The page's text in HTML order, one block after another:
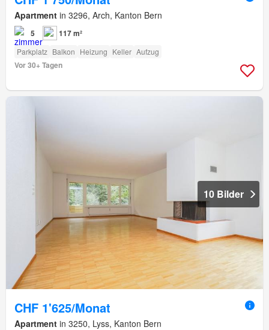
Apartment in 3296, Arch, Kanton Bern
5 117 m²
Parkplatz Balkon Heizung Keller Aufzug
Vor 30+ Tagen
10 Bilder
CHF 1'625/Monat
Apartment in 3250, Lyss, Kanton Bern